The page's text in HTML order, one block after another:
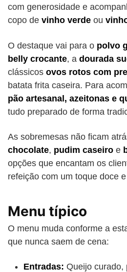
com generosidade e
copo de vinho verde ou
O destaque vai para o polvo
belly crocante, a dourada
clássicos ovos rotos com
batata frita caseira. Para
pão artesanal, azeitonas e
tudo preparado de forma
As sobremesas não ficam
chocolate, pudim caseiro e
opções que encantam os
refeição com um toque doce
Menu típico
O menu muda conforme a
que nunca saem de cena:
Entradas: Queijo curado,